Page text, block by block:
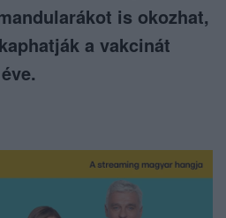
is okozhat,
a vakcinát